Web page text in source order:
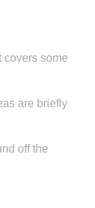
covers some
are briefly
off the